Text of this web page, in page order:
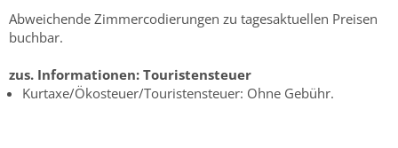
Abweichende Zimmercodierungen zu tagesaktuellen Preisen
buchbar.
zus. Informationen: Touristensteuer
Kurtaxe/Ökosteuer/Touristensteuer: Ohne Gebühr.